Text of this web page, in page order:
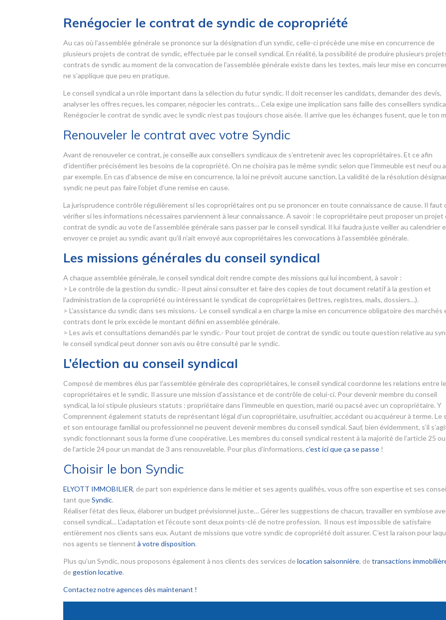
Renégocier le contrat de syndic de copropriété
Au cas où l’assemblée générale se prononce sur la désignation d’un syndic, celle-ci précède une mise en concurrence de
plusieurs projets de contrat de syndic, effectuée par le conseil syndical. En réalité, la possibilité de produire plusieurs
contrats de syndic au moment de la convocation de l’assemblée générale existe dans les textes, mais leur mise en
ne s’applique que peu en pratique.
Le conseil syndical a un rôle important dans la sélection du futur syndic. Il doit recenser les candidats, demander des devis,
analyser les offres reçues, les comparer, négocier les contrats… Cela exige une implication sans faille des conseillers
Renégocier le contrat de syndic avec le syndic n’est pas toujours chose aisée. Il arrive que les échanges fusent, que le ton
Renouveler le contrat avec votre Syndic
Avant de renouveler ce contrat, je conseille aux conseillers syndicaux de s’entretenir avec les copropriétaires. Et ce afin
d’identifier précisément les besoins de la copropriété. On ne choisira pas le même syndic selon que l’immeuble est neuf ou
par exemple. En cas d’absence de mise en concurrence, la loi ne prévoit aucune sanction. La validité de la résolution
syndic ne peut pas faire l’objet d’une remise en cause.
La jurisprudence contrôle régulièrement si les copropriétaires ont pu se prononcer en toute connaissance de cause. Il faut
vérifier si les informations nécessaires parviennent à leur connaissance. A savoir : le copropriétaire peut proposer un projet
contrat de syndic au vote de l’assemblée générale sans passer par le conseil syndical. Il lui faudra juste veiller au calendrier
envoyer ce projet au syndic avant qu’il n’ait envoyé aux copropriétaires les convocations à l’assemblée générale.
Les missions générales du conseil syndical
A chaque assemblée générale, le conseil syndical doit rendre compte des missions qui lui incombent, à savoir :
> Le contrôle de la gestion du syndic.- Il peut ainsi consulter et faire des copies de tout document relatif à la gestion et
l’administration de la copropriété ou intéressant le syndicat de copropriétaires (lettres, registres, mails, dossiers…).
> L’assistance du syndic dans ses missions.- Le conseil syndical a en charge la mise en concurrence obligatoire des marchés
contrats dont le prix excède le montant défini en assemblée générale.
> Les avis et consultations demandés par le syndic.- Pour tout projet de contrat de syndic ou toute question relative au
le conseil syndical peut donner son avis ou être consulté par le syndic.
L’élection au conseil syndical
Composé de membres élus par l’assemblée générale des copropriétaires, le conseil syndical coordonne les relations entre
copropriétaires et le syndic. Il assure une mission d’assistance et de contrôle de celui-ci. Pour devenir membre du conseil
syndical, la loi stipule plusieurs statuts : propriétaire dans l’immeuble en question, marié ou pacsé avec un copropriétaire. Y
Comprennent également statuts de représentant légal d’un copropriétaire, usufruitier, accédant ou acquéreur à terme. Le
et son entourage familial ou professionnel ne peuvent devenir membres du conseil syndical. Sauf, bien évidemment, s’il
syndic fonctionnant sous la forme d’une coopérative. Les membres du conseil syndical restent à la majorité de l’article 25
de l’article 24 pour un mandat de 3 ans renouvelable. Pour plus d’informations, c’est ici que ça se passe !
Choisir le bon Syndic
ELYOTT IMMOBILIER, de part son expérience dans le métier et ses agents qualifiés, vous offre son expertise et ses
tant que Syndic.
Réaliser l’état des lieux, élaborer un budget prévisionnel juste… Gérer les suggestions de chacun, travailler en symbiose
conseil syndical… L’adaptation et l’écoute sont deux points-clé de notre profession. Il nous est impossible de satisfaire
entièrement nos clients sans eux. Autant de missions que votre syndic de copropriété doit assurer. C’est la raison pour
nos agents se tiennent à votre disposition.
Plus qu’un Syndic, nous proposons également à nos clients des services de location saisonnière, de transactions
de gestion locative.
Contactez notre agences dès maintenant !